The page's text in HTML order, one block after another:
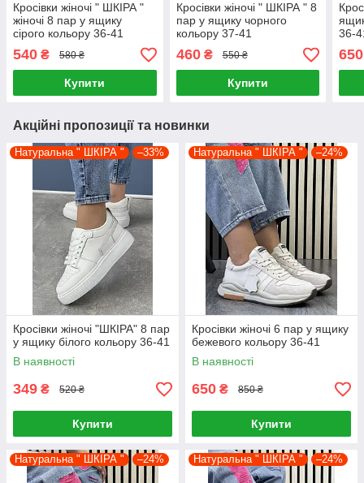
Кросівки жіночі " ШКІРА "
жіночі 8 пар у ящику
сірого кольору 36-41
540 ₴ 580 ₴
Купити
Кросівки жіночі " ШКІРА " 8
пар у ящику чорного
кольору 37-41
460₴ 550 ₴
Купити
36-
650
Акційні пропозиції та новинки
Натуральна " ШКІРА " –33%
Кросівки жіночі "ШКІРА" 8 пар
у ящику білого кольору 36-41
В наявності
349 ₴ 520 ₴
Купити
Натуральна " ШКІРА " –24%
Кросівки жіночі 6 пар у ящику
бежевого кольору 36-41
В наявності
650 ₴ 850 ₴
Купити
Натуральна " ШКІРА " –24% Натуральна " ШКІРА " –24%